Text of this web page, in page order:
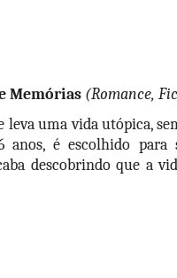
Memórias (Romance,
leva uma vida utópica,
anos, é escolhido
descobrindo que a